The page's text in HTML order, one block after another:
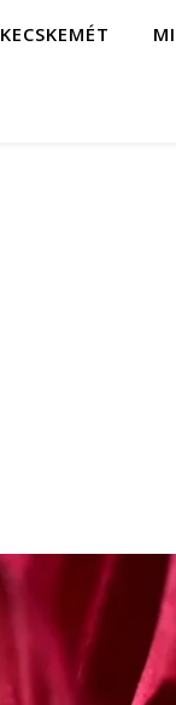
KECSKEMÉT